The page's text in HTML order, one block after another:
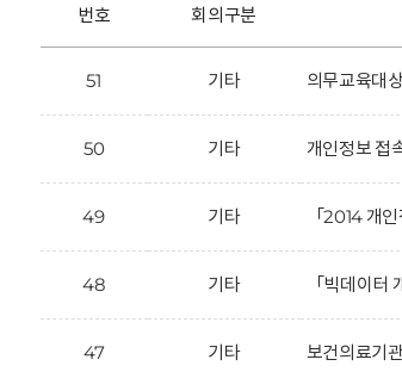
번호 회의구분
51 기타 의무교육대
50 기타 개인정보 접
49 기타 「2014 개
48 기타 「빅데이터
47 기타 보건의료기